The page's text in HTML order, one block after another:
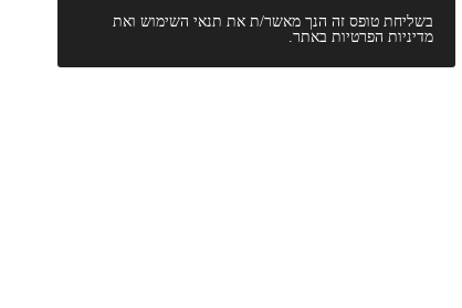
בשליחת טופס זה הנך מאשר/ת את תנאי השימושואת
מדיניות הפרטיותבאתר.